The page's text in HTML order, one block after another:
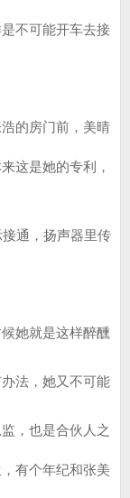
不可能开车去接
的房门前，美晴
这是她的专利，
通，扬声器里传
她就是这样醉醺
法，她又不可能
，也是合伙人之
有个年纪和张美